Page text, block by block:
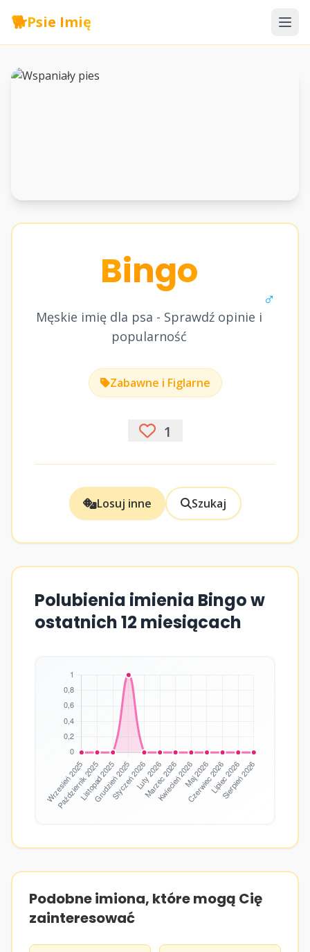
🐕Psie Imię
Bingo
Męskie imię dla psa - Sprawdź opinie i
popularność
♂
Zabawne i Figlarne
1
Losuj inne Szukaj
Polubienia imienia Bingo w
ostatnich 12 miesiącach
Podobne imiona, które mogą Cię
zainteresować